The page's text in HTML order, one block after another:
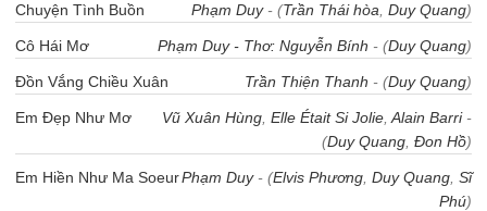
Chuyện Tình Buồn Phạm Duy- (Trần Thái hòa Duy Quang)
Cô Hái Mơ Phạm Duy - Thơ: Nguyễn Bính - (Duy Quang)
Đồn Vắng Chiều Xuân Trần Thiện Thanh - (Duy Quang)
Em Đẹp Như Mơ Vũ Xuân Hùng Elle Était Si Jolie Alain Barri-
(Duy Quang Đon Hồ)
Em Hiền Như Ma SoeurPhạm Duy- (Elvis Phương Duy Quang Sĩ
Phú)